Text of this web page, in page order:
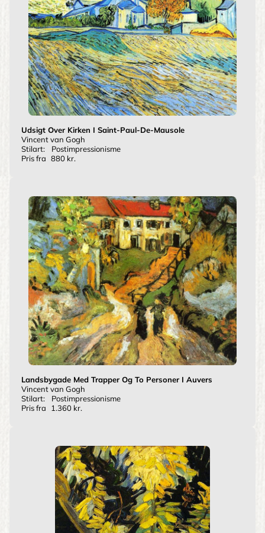
Udsigt Over Kirken I Saint-Paul-De-Mausole
Vincent van Gogh
Stilart:
Postimpressionisme
Pris fra 880 kr.
Landsbygade Med Trapper Og To Personer I Auvers
Vincent van Gogh
Stilart:
Postimpressionisme
Pris fra
1.360 kr.